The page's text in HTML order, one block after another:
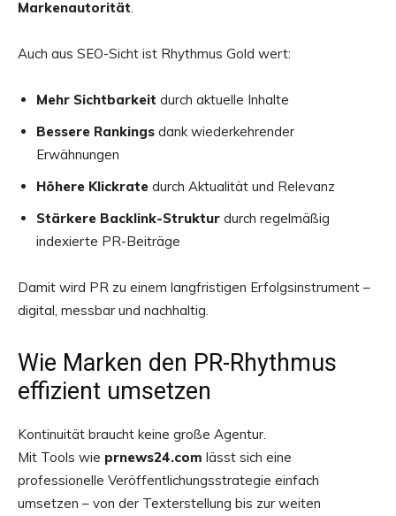
Markenautorität
Auch aus SEO-Sicht ist Rhythmus Gold wert:
Mehr Sichtbarkeit durch aktuelle Inhalte
Bessere Rankings dank wiederkehrender
Erwähnungen
Höhere Klickrate durch Aktualität und Relevanz
Stärkere Backlink-Struktur durch regelmäßig
indexierte PR-Beiträge
Damit wird PR zu einem langfristigen Erfolgsinstrument –
digital, messbar und nachhaltig.
Wie Marken den PR-Rhythmus
effizient umsetzen
Kontinuität braucht keine große Agentur.
Mit Tools wie prnews24.com lässt sich eine
professionelle Veröffentlichungsstrategie einfach
umsetzen – von der Texterstellung bis zur weiten